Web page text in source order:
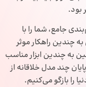
بود.
جامع، شما را با
چندین راهکار موثر
به چندین ابزار مناسب
چند مدل خلاقانه از
را بازگو می‌کنیم.